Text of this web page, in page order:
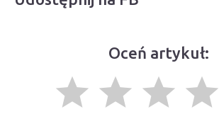
Oceń artykuł:
grade grade grade grade